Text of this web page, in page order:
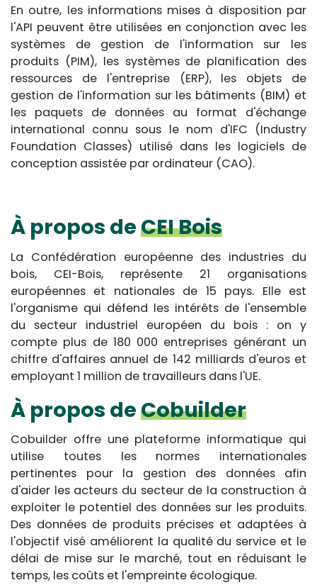
En outre, les informations mises à disposition par
l'API peuvent être utilisées en conjonction avec les
systèmes de gestion de l'information sur les
produits (PIM), les systèmes de planification des
ressources de l'entreprise (ERP), les objets de
gestion de l'information sur les bâtiments (BIM) et
les paquets de données au format d'échange
international connu sous le nom d'IFC (Industry
Foundation Classes) utilisé dans les logiciels de
conception assistée par ordinateur (CAO).
À propos deCEI Bois
La Confédération européenne des industries du
bois, CEI-Bois, représente 21 organisations
européennes et nationales de 15 pays. Elle est
l'organisme qui défend les intérêts de l'ensemble
du secteur industriel européen du bois : on y
compte plus de 180 000 entreprises générant un
chiffre d'affaires annuel de 142 milliards d'euros et
employant 1 million de travailleurs dans l'UE.
À propos deCobuilder
Cobuilder offre une plateforme informatique qui
utilise toutes les normes internationales
pertinentes pour la gestion des données afin
d'aider les acteurs du secteur de la construction à
exploiter le potentiel des données sur les produits.
Des données de produits précises et adaptées à
l'objectif visé améliorent la qualité du service et le
délai de mise sur le marché, tout en réduisant le
temps, les coûts et l'empreinte écologique.